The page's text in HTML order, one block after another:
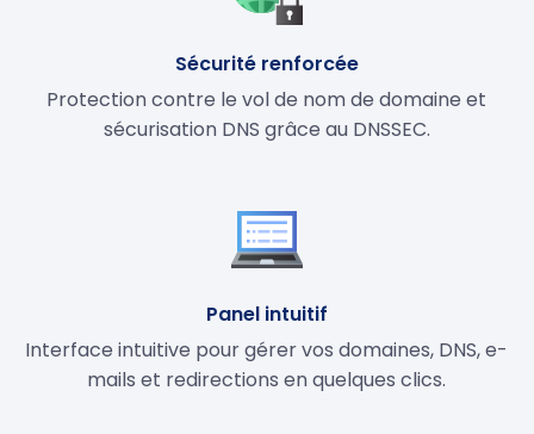
Sécurité renforcée
Protection contre le vol de nom de domaine et
sécurisation DNS grâce au DNSSEC.
Panel intuitif
Interface intuitive pour gérer vos domaines, DNS, e-
mails et redirections en quelques clics.